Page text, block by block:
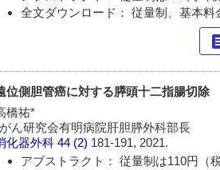
全文ダウンロード： 従量制、基本料
位側胆管癌に対する膵頭十二指腸切除
橋祐*
ん研究会有明病院肝胆膵外科部長
化器外科 44 (2) 181-191, 2021.
アブストラクト： 従量制は110円（